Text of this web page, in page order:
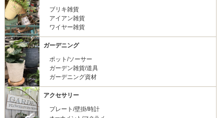
ブリキ雑貨
アイアン雑貨
ワイヤー雑貨
ガーデニング
ポット/ソーサー
ガーデン雑貨/道具
ガーデニング資材
アクセサリー
プレート/壁掛/時計